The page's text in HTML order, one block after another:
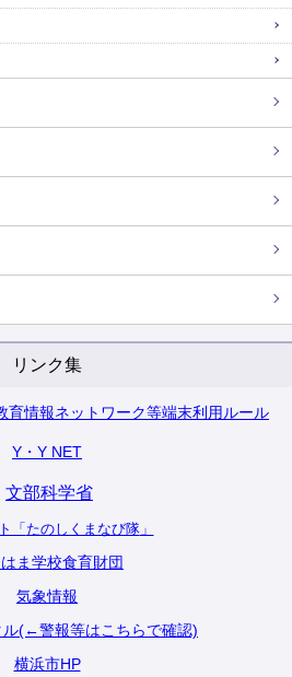
リンク集
育情報ネットワーク等端末利用ルール
Y・Y NET
文部科学省
「 たのしくまなび隊」
ま学校食育財団
気象情報
ル(←警報等はこちらで確認)
横浜市HP